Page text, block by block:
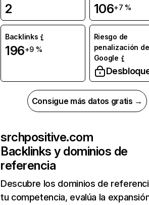
2 106+7 %
Backlinks
196+9 %
Riesgo de
penalización de
Google
Consigue más datos gratis →
srchpositive.com
Backlinks y dominios de
referencia
Descubre los dominios de
tu competencia, evalúa la